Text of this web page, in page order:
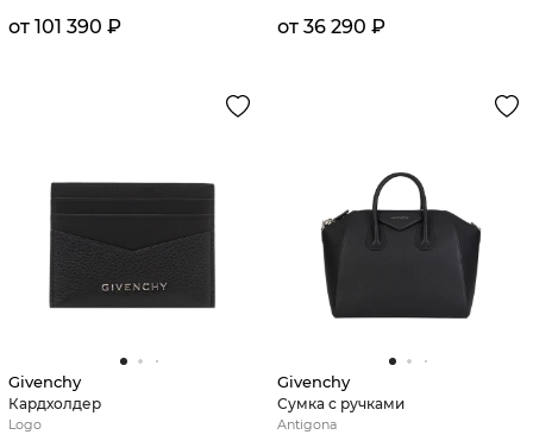
от 101 390 ₽ от 36 290 ₽
Givenchy
Кардхолдер
Logo
Givenchy
Сумка с ручками
Antigona